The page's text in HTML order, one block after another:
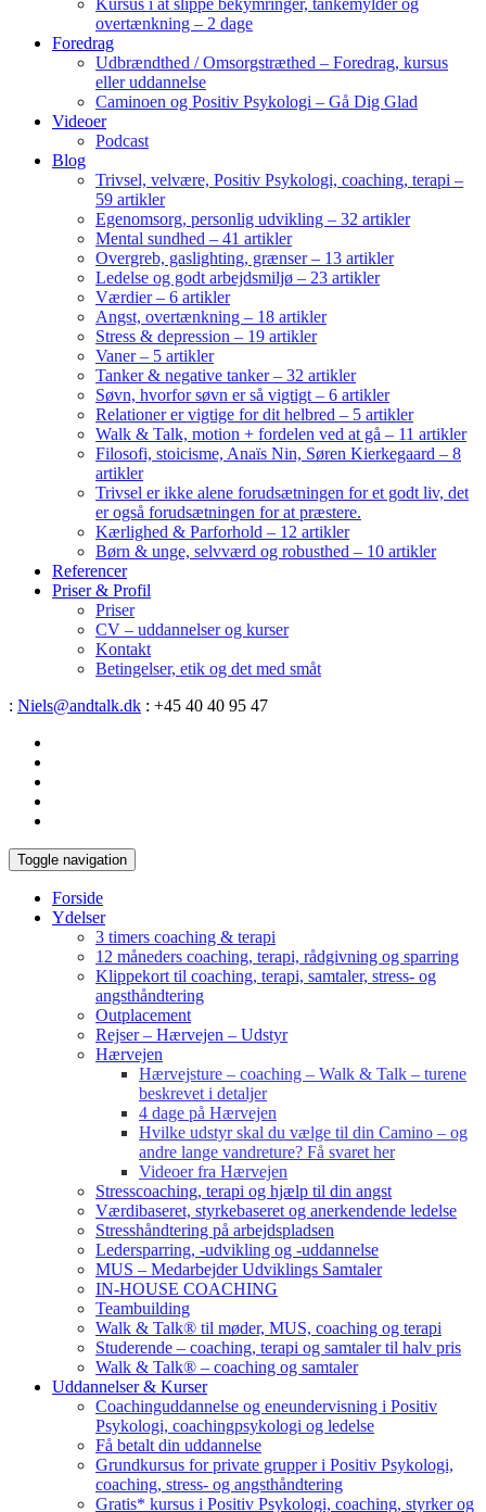
Kursus i at slippe bekymringer, tankemylder og
overtænkning – 2 dage
Foredrag
Udbrændthed / Omsorgstræthed – Foredrag, kursus
eller uddannelse
Caminoen og Positiv Psykologi – Gå Dig Glad
Videoer
Podcast
Blog
Trivsel, velvære, Positiv Psykologi, coaching, terapi –
59 artikler
Egenomsorg, personlig udvikling – 32 artikler
Mental sundhed – 41 artikler
Overgreb, gaslighting, grænser – 13 artikler
Ledelse og godt arbejdsmiljø – 23 artikler
Værdier – 6 artikler
Angst, overtænkning – 18 artikler
Stress & depression – 19 artikler
Vaner – 5 artikler
Tanker & negative tanker – 32 artikler
Søvn, hvorfor søvn er så vigtigt – 6 artikler
Relationer er vigtige for dit helbred – 5 artikler
Walk & Talk, motion + fordelen ved at gå – 11 artikler
Filosofi, stoicisme, Anaïs Nin, Søren Kierkegaard – 8
artikler
Trivsel er ikke alene forudsætningen for et godt liv, det
er også forudsætningen for at præstere.
Kærlighed & Parforhold – 12 artikler
Børn & unge, selvværd og robusthed – 10 artikler
Referencer
Priser & Profil
Priser
CV – uddannelser og kurser
Kontakt
Betingelser, etik og det med småt
: Niels@andtalk.dk : +45 40 40 95 47
Toggle navigation
Forside
Ydelser
3 timers coaching & terapi
12 måneders coaching, terapi, rådgivning og sparring
Klippekort til coaching, terapi, samtaler, stress- og
angsthåndtering
Outplacement
Rejser – Hærvejen – Udstyr
Hærvejen
Hærvejsture – coaching – Walk & Talk – turene
beskrevet i detaljer
4 dage på Hærvejen
Hvilke udstyr skal du vælge til din Camino – og
andre lange vandreture? Få svaret her
Videoer fra Hærvejen
Stresscoaching, terapi og hjælp til din angst
Værdibaseret, styrkebaseret og anerkendende ledelse
Stresshåndtering på arbejdspladsen
Ledersparring, -udvikling og -uddannelse
MUS – Medarbejder Udviklings Samtaler
IN-HOUSE COACHING
Teambuilding
Walk & Talk® til møder, MUS, coaching og terapi
Studerende – coaching, terapi og samtaler til halv pris
Walk & Talk® – coaching og samtaler
Uddannelser & Kurser
Coachinguddannelse og eneundervisning i Positiv
Psykologi, coachingpsykologi og ledelse
Få betalt din uddannelse
Grundkursus for private grupper i Positiv Psykologi,
coaching, stress- og angsthåndtering
Gratis* kursus i Positiv Psykologi, coaching, styrker og